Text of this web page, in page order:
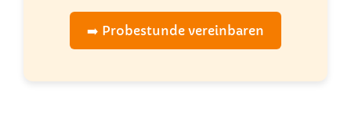
➡️ Probestunde vereinbaren